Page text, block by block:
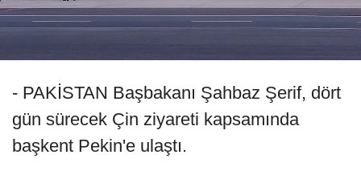
- PAKİSTAN Başbakanı Şahbaz Şerif, dört
gün sürecek Çin ziyareti kapsamında
başkent Pekin'e ulaştı.